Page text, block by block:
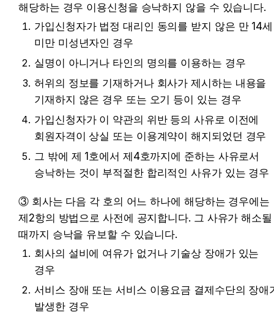
해당하는 경우 이용신청을 승낙하지 않을 수 있습니다.
가입신청자가 법정 대리인 동의를 받지 않은 만 14세
미만 미성년자인 경우
실명이 아니거나 타인의 명의를 이용하는 경우
허위의 정보를 기재하거나 회사가 제시하는 내용을
기재하지 않은 경우 또는 오기 등이 있는 경우
가입신청자가 이 약관의 위반 등의 사유로 이전에
회원자격이 상실 또는 이용계약이 해지되었던 경우
그 밖에 제 1호에서 제4호까지에 준하는 사유로서
승낙하는 것이 부적절한 합리적인 사유가 있는 경우
③ 회사는 다음 각 호의 어느 하나에 해당하는 경우에는
제2항의 방법으로 사전에 공지합니다. 그 사유가 해소될
때까지 승낙을 유보할 수 있습니다.
회사의 설비에 여유가 없거나 기술상 장애가 있는
경우
서비스 장애 또는 서비스 이용요금 결제수단의 장애
발생한 경우